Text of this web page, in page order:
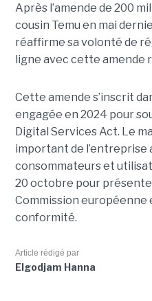
Après l’amende de 200
cousin Temu en mai
réaffirme sa volonté de
ligne avec cette amende
Cette amende s’inscrit
engagée en 2024 pour
Digital Services Act. Le
important de l’entreprise
consommateurs et
20 octobre pour
Commission européenne
conformité.
Article rédigé par
Elgodjam Hanna